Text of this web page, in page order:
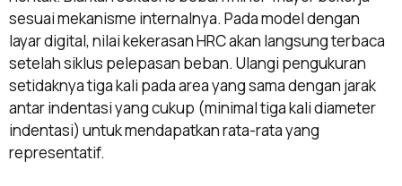
sesuai mekanisme internalnya. Pada model dengan
layar digital, nilai kekerasan HRC akan langsung terbaca
setelah siklus pelepasan beban. Ulangi pengukuran
setidaknya tiga kali pada area yang sama dengan jarak
antar indentasi yang cukup (minimal tiga kali diameter
indentasi) untuk mendapatkan rata-rata yang
representatif.